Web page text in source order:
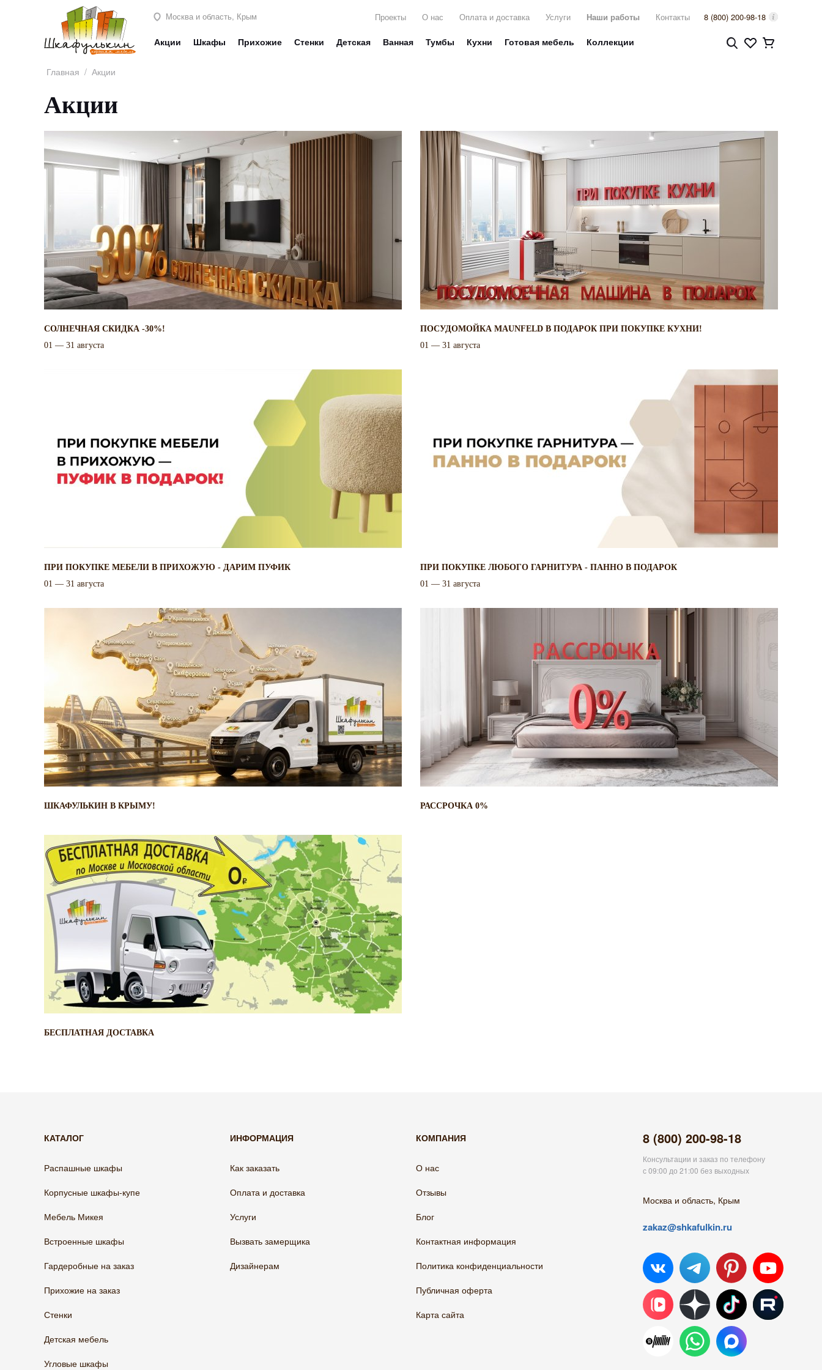
Москва и область, Крым Проекты О нас Оплата и доставка Услуги Наши работы Контакты 8 (800) 200-98-18
Акции Шкафы Прихожие Стенки Детская Ванная Тумбы Кухни Готовая мебель Коллекции
Главная / Акции
Акции
СОЛНЕЧНАЯ СКИДКА -30%!
01 — 31 августа
ПОСУДОМОЙКА MAUNFELD В ПОДАРОК ПРИ ПОКУПКЕ КУХНИ!
01 — 31 августа
ПРИ ПОКУПКЕ МЕБЕЛИ В ПРИХОЖУЮ - ДАРИМ ПУФИК
01 — 31 августа
ПРИ ПОКУПКЕ ЛЮБОГО ГАРНИТУРА - ПАННО В ПОДАРОК
01 — 31 августа
ШКАФУЛЬКИН В КРЫМУ! РАССРОЧКА 0%
БЕСПЛАТНАЯ ДОСТАВКА
КАТАЛОГ
Распашные шкафы
Корпусные шкафы-купе
Мебель Микея
Встроенные шкафы
Гардеробные на заказ
Прихожие на заказ
Стенки
Детская мебель
Угловые шкафы
ИНФОРМАЦИЯ
Как заказать
Оплата и доставка
Услуги
Вызвать замерщика
Дизайнерам
КОМПАНИЯ
О нас
Отзывы
Блог
Контактная информация
Политика конфиденциальности
Публичная оферта
Карта сайта
8 (800) 200-98-18
Консультации и заказ по телефону
с 09:00 до 21:00 без выходных
Москва и область, Крым
zakaz@shkafulkin.ru